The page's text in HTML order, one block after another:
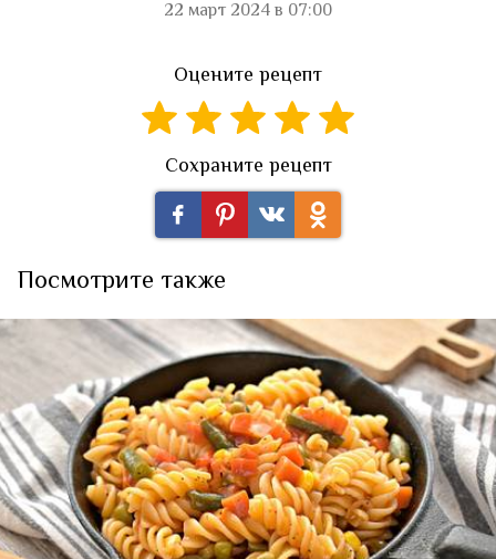
22 март 2024 в 07:00
Оцените рецепт
Сохраните рецепт
Посмотрите также